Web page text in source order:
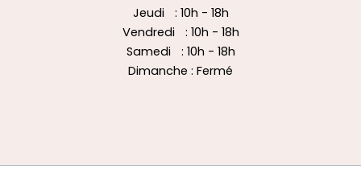
Jeudi : 10h - 18h
Vendredi : 10h - 18h
Samedi : 10h - 18h
Dimanche : Fermé